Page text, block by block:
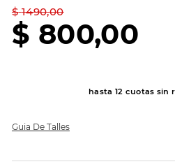
$ 1490,00
$ 800,00
hasta 12 cuotas sin
Guia De Talles